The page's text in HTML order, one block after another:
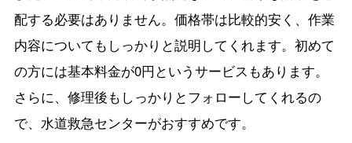
配する必要はありません。価格帯は比較的安く、作業
内容についてもしっかりと説明してくれます。初めて
の方には基本料金が0円というサービスもあります。
さらに、修理後もしっかりとフォローしてくれるの
で、水道救急センターがおすすめです。